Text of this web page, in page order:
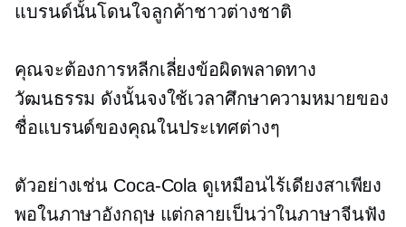
แบรนด์นั้นโดนใจลูกค้าชาวต่างชาติ
คุณจะต้องการหลีกเลี่ยงข้อผิดพลาดทาง
วัฒนธรรม ดังนั้นจงใช้เวลาศึกษาความหมายของ
ชื่อแบรนด์ของคุณในประเทศต่างๆ
ตัวอย่างเช่น Coca-Colaดูเหมือนไร้เดียงสาเพียง
พอในภาษาอังกฤษ แต่กลายเป็นว่าในภาษาจีนฟัง